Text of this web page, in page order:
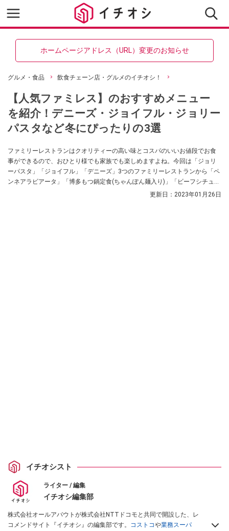
ホームページアドレス（URL）変更のお知らせ
グルメ・食品 飲食チェーン店・グルメのイチオシ！
【人気ファミレス】のおすすめメニュー
を紹介！デニーズ・ジョイフル・ジョリー
パスタなど冬にぴったりの3選
ファミリーレストランはクオリティーの高い味とコスパのいいお値段でお食
事ができるので、おひとり様でも家族でも楽しめますよね。今回は「ジョリ
ーパスタ」「ジョイフル」「デニーズ」3つのファミリーレストランから「ペ
ンネアラビアータ」「博多もつ鍋定食(ちゃんぽん麺入り)」「ビーフシチュー
ハンバーグドリア」をYoutuberのはっちぽっちのグルメタイムズ【外食大好
更新日： 2023年01月26日
イチオシスト
ライター / 編集
イチオシ編集部
株式会社オールアバウトが株式会社NTTドコモと共同で開設した、レ
コメンドサイト『イチオシ』の編集部です。 コストコや業務スーパ